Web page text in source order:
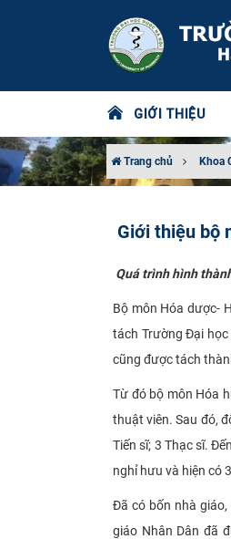
GIỚI THIỆU
Trang chủ Khoa
Giới thiệu bộ
Quá trình hình
Bộ môn Hóa dược-
tách Trường Đại học
cũng được tách
Từ đó bộ môn Hóa
thuật viên. Sau đó,
Tiến sĩ; 3 Thạc sĩ.
nghỉ hưu và hiện có
Đã có bốn nhà giáo,
giáo Nhân Dân đã